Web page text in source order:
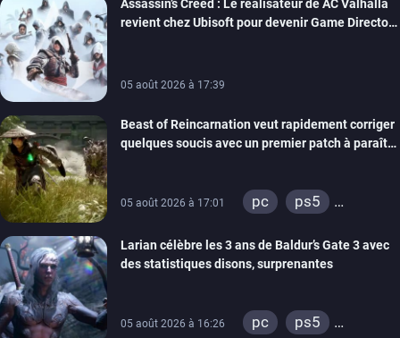
Assassin’s Creed : Le réalisateur de AC Valhalla
revient chez Ubisoft pour devenir Game Director
05 août 2026 à 17:39
Beast of Reincarnation veut rapidement corriger
quelques soucis avec un premier patch à paraître
05 août 2026 à 17:01 pc
ps5
Larian célèbre les 3 ans de Baldur’s Gate 3 avec
des statistiques disons, surprenantes
05 août 2026 à 16:26 pc
ps5